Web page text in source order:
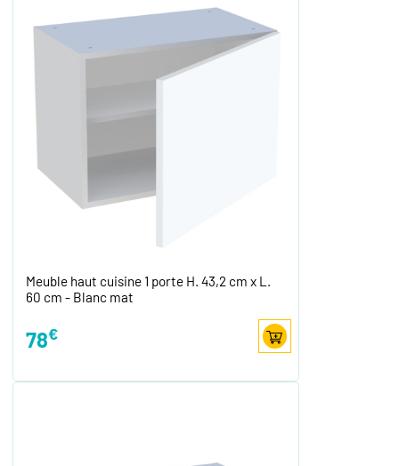
Meuble haut cuisine 1 porte H. 43,2 cm x L.
60 cm - Blanc mat
78€